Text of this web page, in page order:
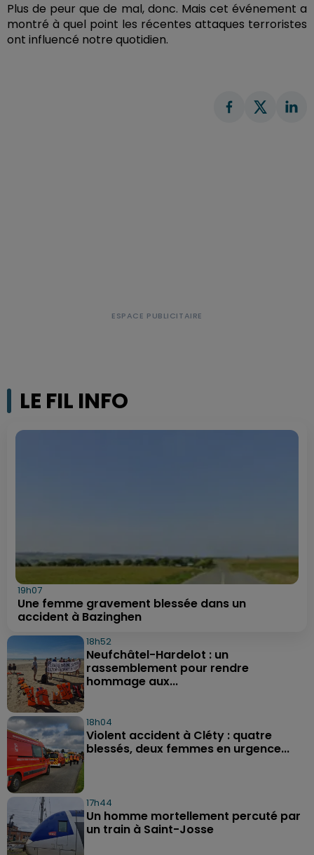
Plus de peur que de mal, donc. Mais cet événement a
montré à quel point les récentes attaques terroristes
ont influencé notre quotidien.
LE FIL INFO
19h07
Une femme gravement blessée dans un
accident à Bazinghen
18h52
Neufchâtel-Hardelot : un
rassemblement pour rendre
hommage aux...
18h04
Violent accident à Cléty : quatre
blessés, deux femmes en urgence...
17h44
Un homme mortellement percuté par
un train à Saint-Josse